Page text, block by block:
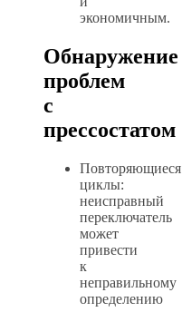
экономичным.
Обнаружение
проблем
с
прессостатом
Повторяющиеся
циклы:
неисправный
переключатель
может
привести
к
неправильному
определению